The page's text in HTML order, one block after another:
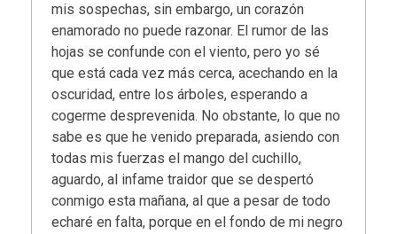
mis sospechas, sin embargo, un corazón
enamorado no puede razonar. El rumor de las
hojas se confunde con el viento, pero yo sé
que está cada vez más cerca, acechando en la
oscuridad, entre los árboles, esperando a
cogerme desprevenida. No obstante, lo que no
sabe es que he venido preparada, asiendo con
todas mis fuerzas el mango del cuchillo,
aguardo, al infame traidor que se despertó
conmigo esta mañana, al que a pesar de todo
echaré en falta, porque en el fondo de mi negro